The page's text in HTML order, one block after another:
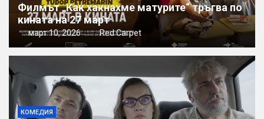
Филмът „Как хакнахме матурите“ тръгва по
кината на 27 март
март 10, 2026 Red Carpet
КОМЕДИЯ